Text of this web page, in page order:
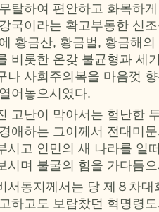
탈하여 편안하고 화목하
국이라는 확고부동한 신
황금산, 황금벌, 황금해
비롯한 온갖 불균형과 세
나 사회주의복을 마음껏
어놓으시였다.
고난이 막아서는 험난한
애하는 그이께서 전대미
시고 인민의 새 나라를 일
시며 불굴의 힘을 가다듬
서동지께서는 당 제８차
하고도 보람찼던 혁명령